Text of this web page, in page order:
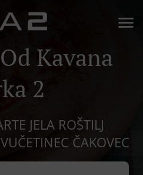
Kavana
2
JELA ROŠTILJ
ČAKOVEC